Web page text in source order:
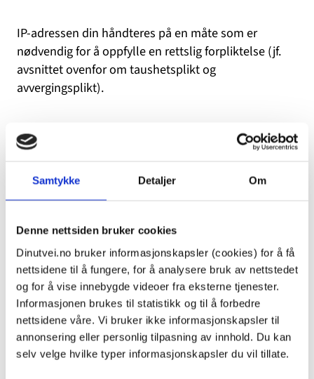
Samtykke Detaljer Om
Denne nettsiden bruker cookies
Dinutvei.no bruker informasjonskapsler (cookies) for å få
nettsidene til å fungere, for å analysere bruk av nettstedet
og for å vise innebygde videoer fra eksterne tjenester.
Informasjonen brukes til statistikk og til å forbedre
nettsidene våre. Vi bruker ikke informasjonskapsler til
annonsering eller personlig tilpasning av innhold. Du kan
selv velge hvilke typer informasjonskapsler du vil tillate.
IP-adressen din håndteres på en måte som er
nødvendig for å oppfylle en rettslig forpliktelse (jf.
avsnittet ovenfor om taushetsplikt og
avvergingsplikt).
Utover dette, velger du fritt hva du ønsker å dele av
spørsmålene dine. Vi har på vår side alltid en plikt til
å behandle personopplysningene dine lovlig, og
for å utføre en oppgave i allmennhetens interesse
(som definert i lovverket Europarådets konvensjon
om forebygging og bekjempelse av vold mot kvinner
og vold i nære relasjoner). Vi kan ikke bruke
opplysningene til noe annet enn å svare på
henvendelsen din.